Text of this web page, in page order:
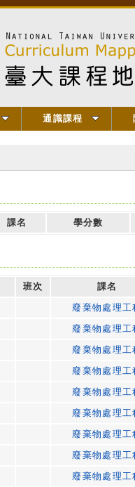
通識課程
課名 學分數
班次
課名
廢棄物處理工
廢棄物處理工
廢棄物處理工
廢棄物處理工
廢棄物處理工
廢棄物處理工
廢棄物處理工
廢棄物處理工
廢棄物處理工